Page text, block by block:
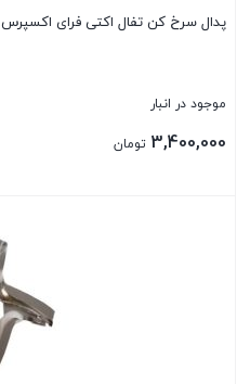
پدال سرخ کن تفال اکتی فرای اکسپرس
موجود در انبار
3,400,000 تومان